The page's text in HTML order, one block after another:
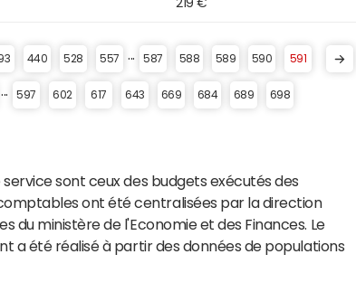
219 €
440 528 557 587 588 589 590 591
597 602 617 643 669 684 689 698
sont ceux des budgets exécutés des
ont été centralisées par la direction
du ministère de l'Economie et des Finances. Le
a été réalisé à partir des données de populations